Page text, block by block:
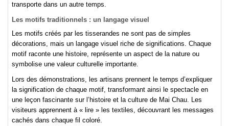
transporte dans un autre temps.
Les motifs traditionnels : un langage visuel
Les motifs créés par les tisserandes ne sont pas de simples
décorations, mais un langage visuel riche de significations. Chaque
motif raconte une histoire, représente un aspect de la nature ou
symbolise une valeur culturelle importante.
Lors des démonstrations, les artisans prennent le temps d’expliquer
la signification de chaque motif, transformant ainsi le spectacle en
une leçon fascinante sur l’histoire et la culture de Mai Chau. Les
visiteurs apprennent à « lire » les textiles, découvrant les messages
cachés dans chaque fil coloré.